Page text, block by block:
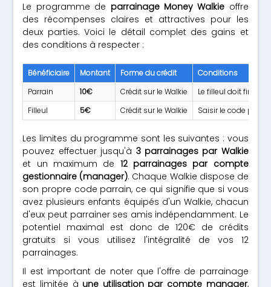
Le programme de parrainage Money Walkie offre
des récompenses claires et attractives pour les
deux parties. Voici le détail complet des gains et
des conditions à respecter :
Bénéficiaire Montant Forme du crédit
Conditions
Parrain
10€ Crédit sur le Walkie
Le filleul doit
Filleul
5€ Crédit sur le Walkie Saisir le code
Les limites du programme sont les suivantes : vous
pouvez effectuer jusqu'à 3 parrainages par Walkie
et un maximum de 12 parrainages par compte
gestionnaire (manager). Chaque Walkie dispose de
son propre code parrain, ce qui signifie que si vous
avez plusieurs enfants équipés d'un Walkie, chacun
d'eux peut parrainer ses amis indépendamment. Le
potentiel maximal est donc de 120€ de crédits
gratuits si vous utilisez l'intégralité de vos 12
parrainages.
Il est important de noter que l'offre de parrainage
est limitée à une utilisation par compte manager,